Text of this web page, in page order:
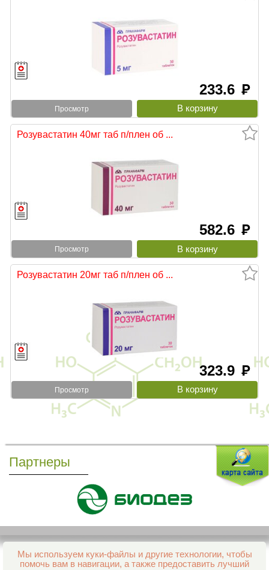
233.6 руб
Просмотр
Розувастатин 40мг таб п/плен об ...
582.6 руб
Просмотр
Розувастатин 20мг таб п/плен об ...
323.9 руб
Просмотр
Партнеры
Мы используем куки-файлы и другие технологии, чтобы
помочь вам в навигации, а также предоставить лучший
Все права защищены и охраняются законом